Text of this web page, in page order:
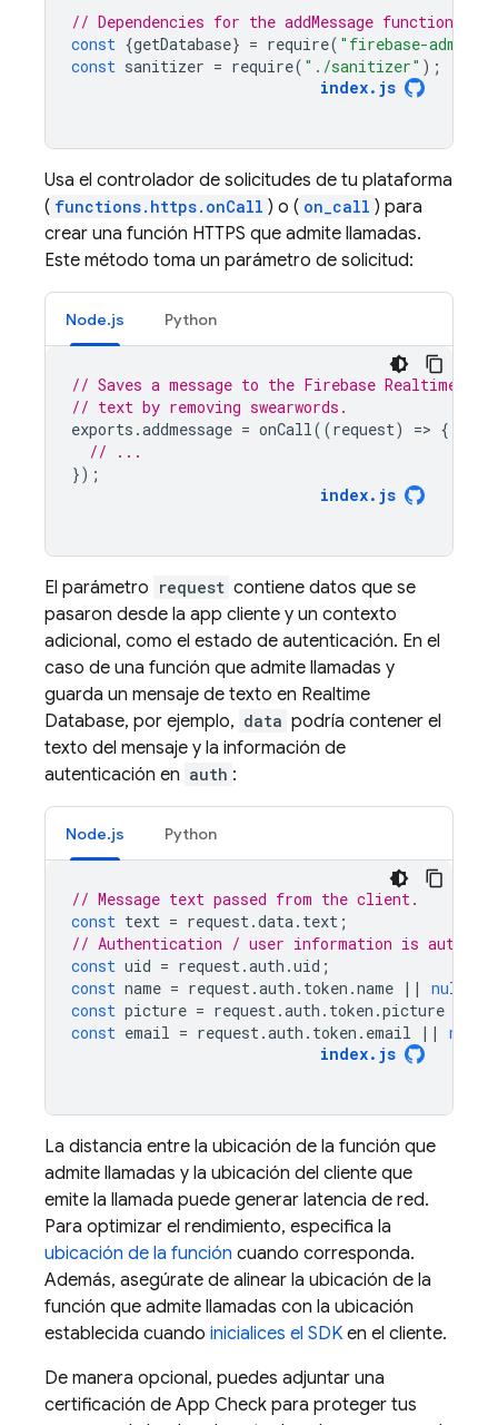
// Dependencies for the addMessage function.
const {getDatabase} = require( "firebase-admin/
const sanitizer = require( "./sanitizer" );
index. js
Usa el controlador de solicitudes de tu plataforma
( functions.https.onCall ) o ( on_call ) para
crear una función HTTPS que admite llamadas.
Este método toma un parámetro de solicitud:
Node.js Python
// Saves a message to the Firebase Realtime
// text by removing swearwords.
exports .addmessage = onCall((request) => {
// ...
});
index. js
El parámetro request contiene datos que se
pasaron desde la app cliente y un contexto
adicional, como el estado de autenticación. En el
caso de una función que admite llamadas y
guarda un mensaje de texto en Realtime
Database, por ejemplo, data podría contener el
texto del mensaje y la información de
autenticación en auth :
Node.js Python
// Message text passed from the client.
const text = request.data. text ;
// Authentication / user information is
const uid = request.auth .uid ;
const name = request.auth . token .name || null
const picture = request.auth . token .picture
const email = request.auth . token . email || null
index. js
La distancia entre la ubicación de la función que
admite llamadas y la ubicación del cliente que
emite la llamada puede generar latencia de red.
Para optimizar el rendimiento, especifica la
ubicación de la función cuando corresponda.
Además, asegúrate de alinear la ubicación de la
función que admite llamadas con la ubicación
establecida cuando inicialices el SDK en el cliente.
De manera opcional, puedes adjuntar una
certificación de App Check para proteger tus